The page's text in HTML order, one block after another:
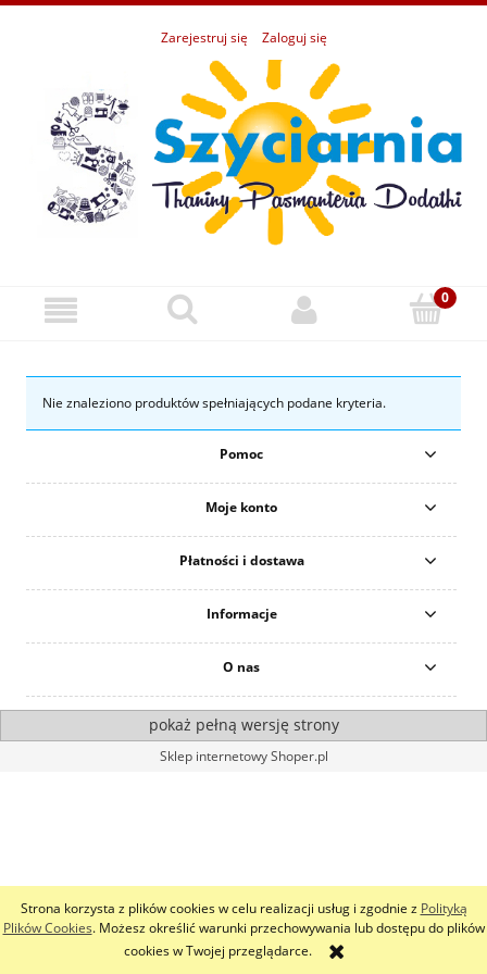
Strona korzysta z plików cookies w celu realizacji usług i zgodnie z Polityką
Plików Cookies. Możesz określić warunki przechowywania lub dostępu do plików
cookies w Twojej przeglądarce.
Zarejestruj się Zaloguj się
Nie znaleziono produktów spełniających podane kryteria.
Pomoc
Moje konto
Płatności i dostawa
Informacje
O nas
pokaż pełną wersję strony
Sklep internetowy Shoper.pl